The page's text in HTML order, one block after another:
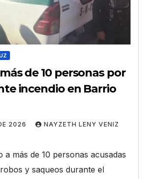
de 10 personas por
incendio en Barrio
2026 NAYZETH LENY VENIZ
a más de 10 personas acusadas
y saqueos durante el